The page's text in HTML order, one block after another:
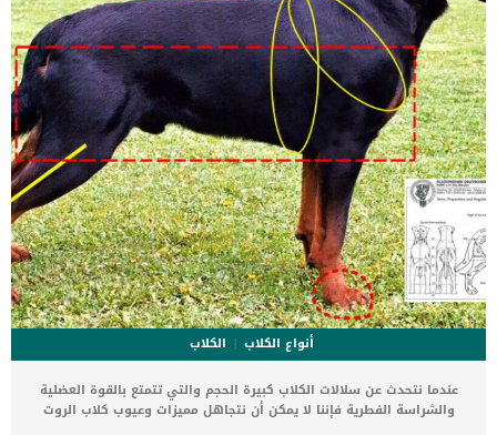
أنواع الكلاب
الكلاب
عندما نتحدث عن سلالات الكلاب كبيرة الحجم والتي تتمتع بالقوة العضلية
والشراسة الفطرية فإننا لا يمكن أن نتجاهل مميزات وعيوب كلاب الروت